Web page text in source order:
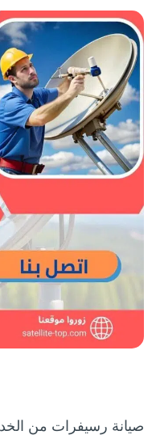
صيانة رسيفرات من